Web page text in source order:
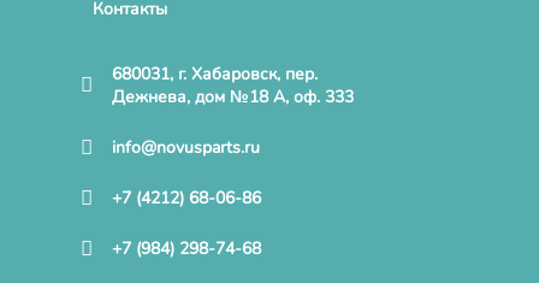
Контакты
680031, г. Хабаровск, пер.
Дежнева, дом №18 А, оф. 333
info@novusparts.ru
+7 (4212) 68-06-86
+7 (984) 298-74-68